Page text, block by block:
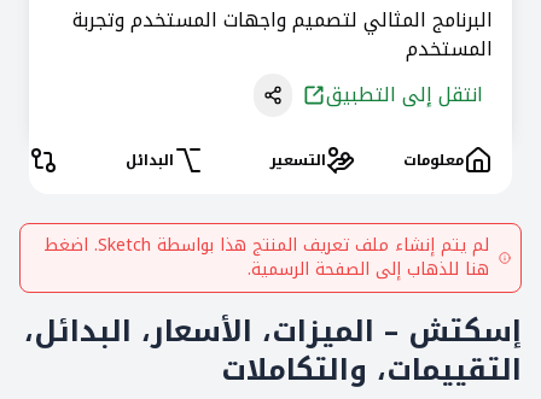
البرنامج المثالي لتصميم واجهات المستخدم وتجربة
المستخدم
انتقل إلى التطبيق
معلومات التسعير البدائل
لم يتم إنشاء ملف تعريف المنتج هذا بواسطة Sketch. اضغط
هنا للذهاب إلى الصفحة الرسمية.
إسكتش – الميزات، الأسعار، البدائل،
التقييمات، والتكاملات